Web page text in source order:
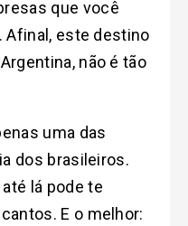
que você
Afinal, este destino
não é tão
uma das
dos brasileiros.
lá pode te
E o melhor: